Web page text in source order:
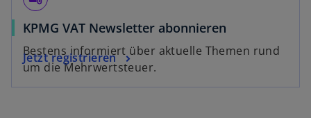
KPMG VAT Newsletter abonnieren
Bestens informiert über aktuelle Themen rund
um die Mehrwertsteuer.
Jetzt registrieren